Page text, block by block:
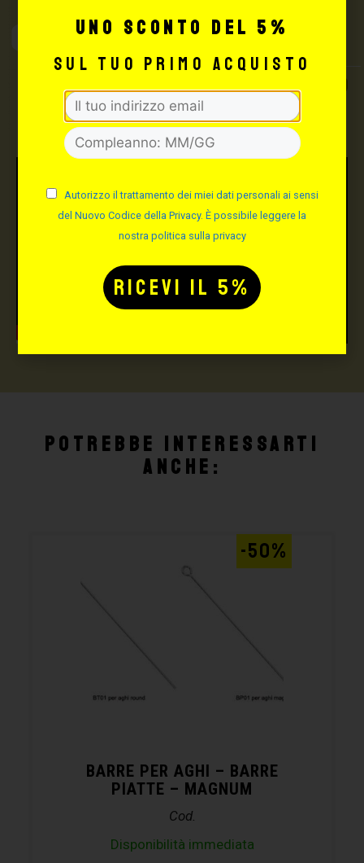
Max Signorello
TUTTO PER IL TUO
TATTOO STUDIO
Potrebbe interessarti
anche:
BARRE PER AGHI – BARRE
PIATTE – MAGNUM
Cod.
Disponibilità immediata
-50%
uno sconto del 5%
sul tuo primo acquisto
Autorizzo il trattamento dei miei dati personali ai sensi
del Nuovo Codice della Privacy. È possibile leggere la
nostra politica sulla privacy